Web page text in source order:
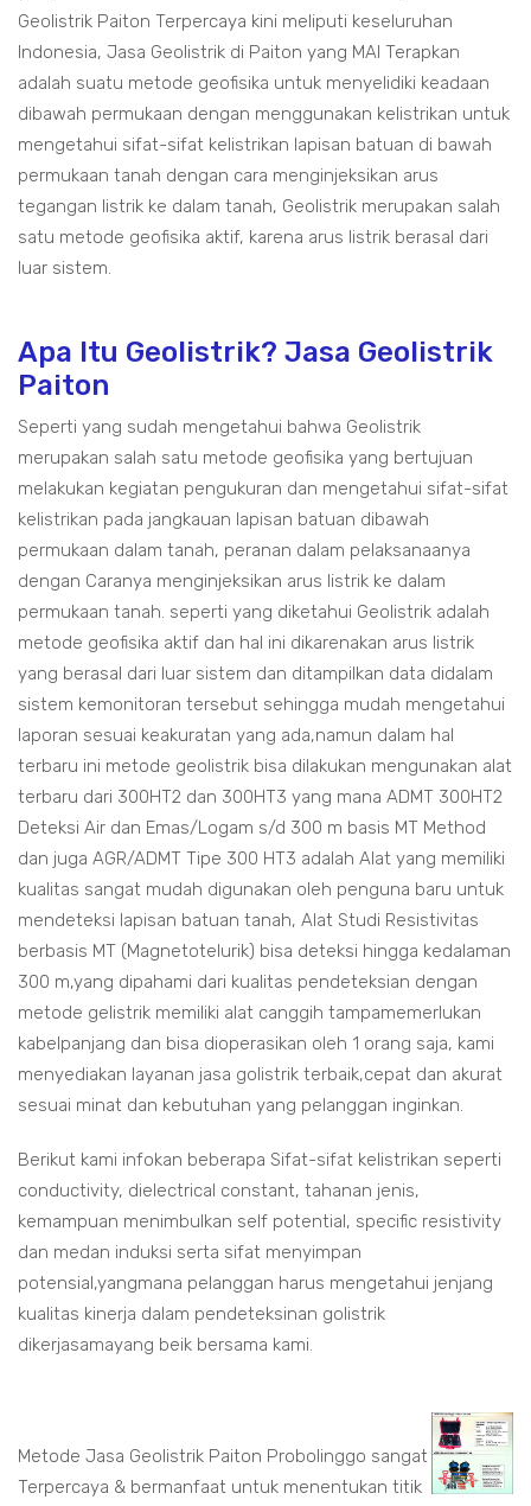
Geolistrik Paiton Terpercaya kini meliputi keseluruhan
Indonesia, Jasa Geolistrik di Paiton yang MAI Terapkan
adalah suatu metode geofisika untuk menyelidiki keadaan
dibawah permukaan dengan menggunakan kelistrikan untuk
mengetahui sifat-sifat kelistrikan lapisan batuan di bawah
permukaan tanah dengan cara menginjeksikan arus
tegangan listrik ke dalam tanah, Geolistrik merupakan salah
satu metode geofisika aktif, karena arus listrik berasal dari
luar sistem.
Apa Itu Geolistrik? Jasa Geolistrik
Paiton
Seperti yang sudah mengetahui bahwa Geolistrik
merupakan salah satu metode geofisika yang bertujuan
melakukan kegiatan pengukuran dan mengetahui sifat-sifat
kelistrikan pada jangkauan lapisan batuan dibawah
permukaan dalam tanah, peranan dalam pelaksanaanya
dengan Caranya menginjeksikan arus listrik ke dalam
permukaan tanah. seperti yang diketahui Geolistrik adalah
metode geofisika aktif dan hal ini dikarenakan arus listrik
yang berasal dari luar sistem dan ditampilkan data didalam
sistem kemonitoran tersebut sehingga mudah mengetahui
laporan sesuai keakuratan yang ada,namun dalam hal
terbaru ini metode geolistrik bisa dilakukan mengunakan alat
terbaru dari 300HT2 dan 300HT3 yang mana ADMT 300HT2
Deteksi Air dan Emas/Logam s/d 300 m basis MT Method
dan juga AGR/ADMT Tipe 300 HT3 adalah Alat yang memiliki
kualitas sangat mudah digunakan oleh penguna baru untuk
mendeteksi lapisan batuan tanah, Alat Studi Resistivitas
berbasis MT (Magnetotelurik) bisa deteksi hingga kedalaman
300 m,yang dipahami dari kualitas pendeteksian dengan
metode gelistrik memiliki alat canggih tampamemerlukan
kabelpanjang dan bisa dioperasikan oleh 1 orang saja, kami
menyediakan layanan jasa golistrik terbaik,cepat dan akurat
sesuai minat dan kebutuhan yang pelanggan inginkan.
Berikut kami infokan beberapa Sifat-sifat kelistrikan seperti
conductivity, dielectrical constant, tahanan jenis,
kemampuan menimbulkan self potential, specific resistivity
dan medan induksi serta sifat menyimpan
potensial,yangmana pelanggan harus mengetahui jenjang
kualitas kinerja dalam pendeteksinan golistrik
dikerjasamayang beik bersama kami.
Metode Jasa Geolistrik Paiton Probolinggo sangat
Terpercaya & bermanfaat untuk menentukan titik